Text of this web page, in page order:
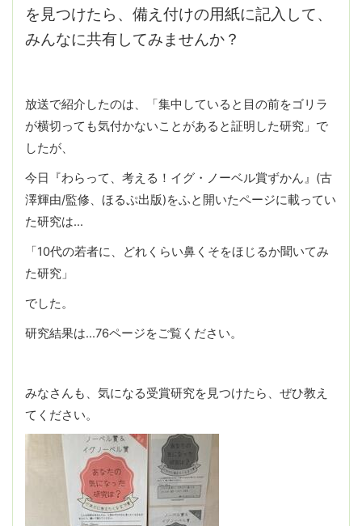
を見つけたら、備え付けの用紙に記入して、
みんなに共有してみませんか？
放送で紹介したのは、「集中していると目の前をゴリラ
が横切っても気付かないことがあると証明した研究」で
したが、
今日『わらって、考える！イグ・ノーベル賞ずかん』(古
澤輝由/監修、ほるぷ出版)をふと開いたページに載ってい
た研究は…
「10代の若者に、どれくらい鼻くそをほじるか聞いてみ
た研究」
でした。
研究結果は…76ページをご覧ください。
みなさんも、気になる受賞研究を見つけたら、ぜひ教え
てください。